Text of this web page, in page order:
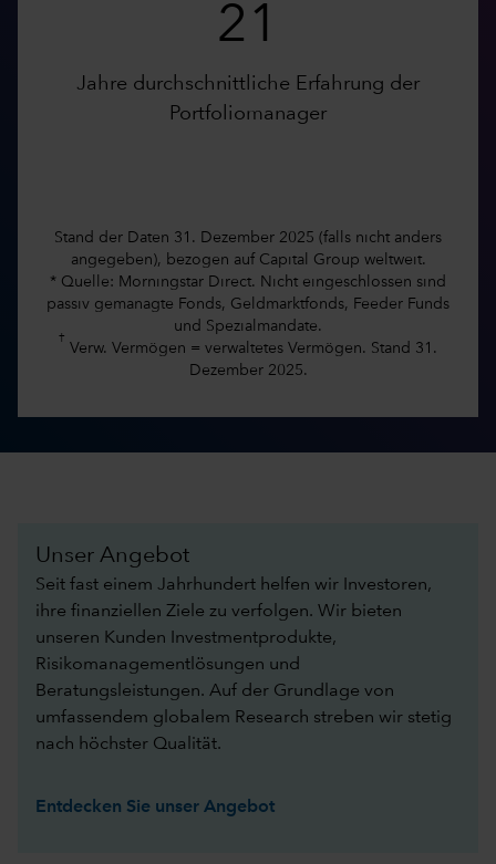
21
Jahre durchschnittliche Erfahrung der
Portfoliomanager
Stand der Daten 31. Dezember 2025 (falls nicht anders
angegeben), bezogen auf Capital Group weltweit.
* Quelle: Morningstar Direct. Nicht eingeschlossen sind
passiv gemanagte Fonds, Geldmarktfonds, Feeder Funds
und Spezialmandate.
†
Verw. Vermögen = verwaltetes Vermögen. Stand 31.
Dezember 2025.
Unser Angebot
Seit fast einem Jahrhundert helfen wir Investoren,
ihre finanziellen Ziele zu verfolgen. Wir bieten
unseren Kunden Investmentprodukte,
Risikomanagementlösungen und
Beratungsleistungen. Auf der Grundlage von
umfassendem globalem Research streben wir stetig
nach höchster Qualität.​
Entdecken Sie unser Angebot